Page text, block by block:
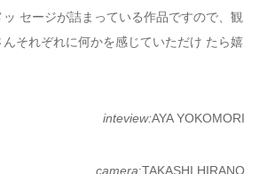
セージが詰まっている作品ですので、観
それぞれに何かを感じていただけ たら嬉
inteview:AYA YOKOMORI
camera:TAKASHI HIRANO